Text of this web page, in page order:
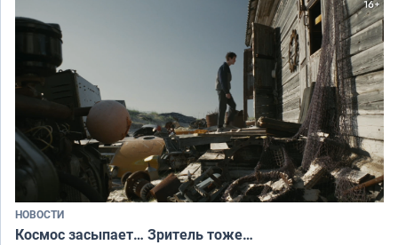
НОВОСТИ
Космос засыпает… Зритель тоже…